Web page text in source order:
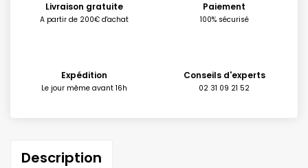
Livraison gratuite
A partir de 200€ d'achat
Paiement
100% sécurisé
Expédition
Le jour même avant 16h
Conseils d'experts
02 31 09 21 52
Description